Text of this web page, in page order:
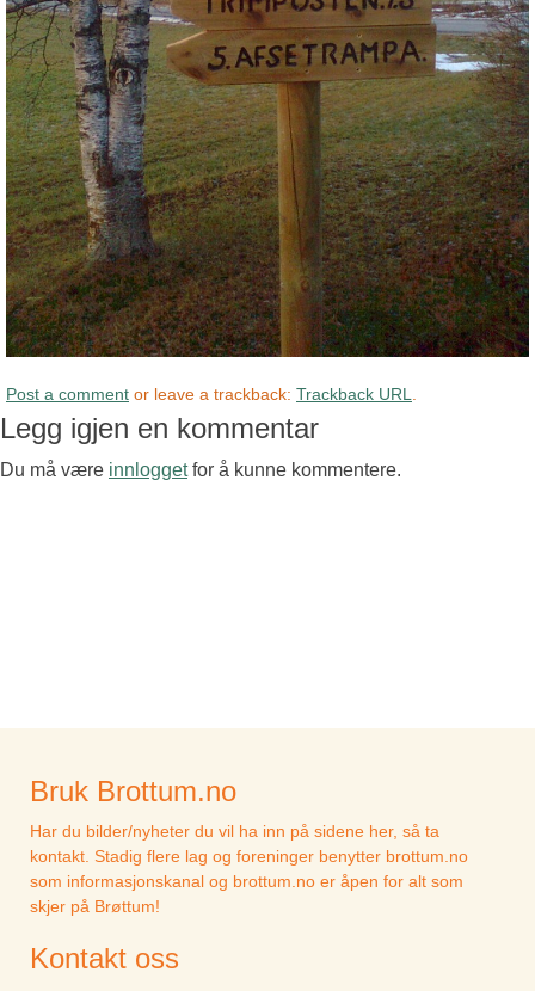
Post a comment or leave a trackback: Trackback URL
Legg igjen en kommentar
Du må være innloggetfor å kunne kommentere.
Bruk Brottum.no
Har du bilder/nyheter du vil ha inn på sidene her, så ta
kontakt. Stadig flere lag og foreninger benytter brottum.no
som informasjonskanal og brottum.no er åpen for alt som
skjer på Brøttum!
Kontakt oss